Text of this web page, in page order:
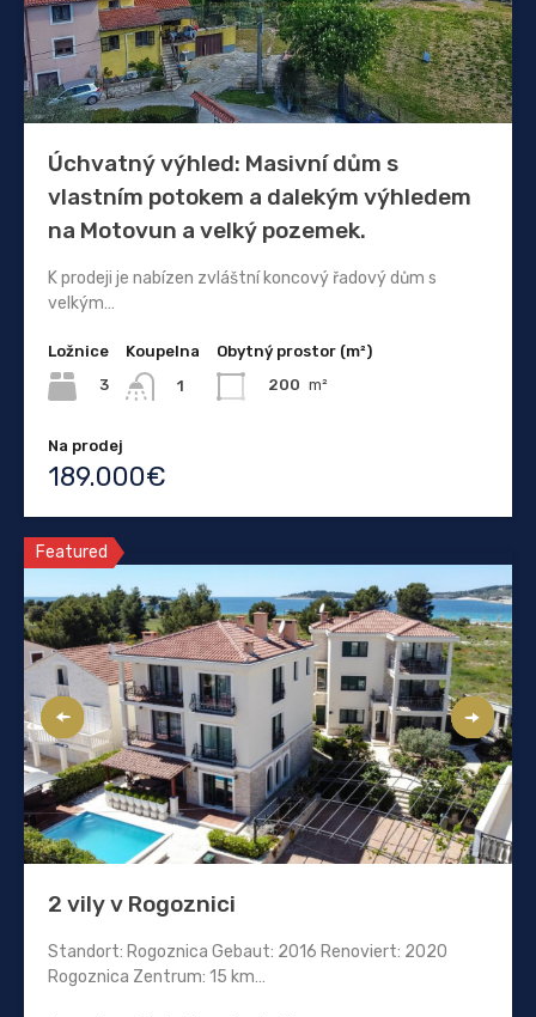
Úchvatný výhled: Masivní dům s
vlastním potokem a dalekým výhledem
na Motovun a velký pozemek.
K prodeji je nabízen zvláštní koncový řadový dům s
velkým…
Ložnice
3
Koupelna
1
Obytný prostor (m²)
200 m²
Na prodej
189.000€
Featured
2 vily v Rogoznici
Standort: Rogoznica Gebaut: 2016 Renoviert: 2020
Rogoznica Zentrum: 15 km…